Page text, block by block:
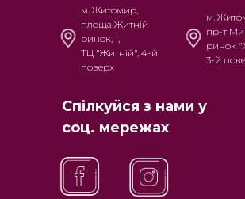
м. Житомир,
площа Житній
ринок, 1,
ТЦ "Житній", 4-й
поверх
м.
пр-т
ринок
3-й
Спілкуйся з нами у
соц. мережах